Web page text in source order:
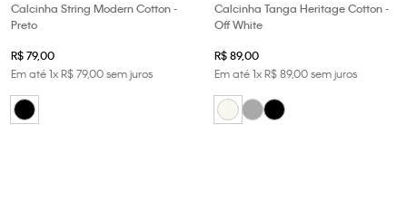
Calcinha String Modern Cotton -
Preto
R$79,00
Em até1xR$79,00sem juros
Calcinha Tanga Heritage Cotton -
Off White
R$89,00
Em até1xR$89,00sem juros